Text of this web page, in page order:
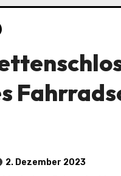
2. Dezember 2023